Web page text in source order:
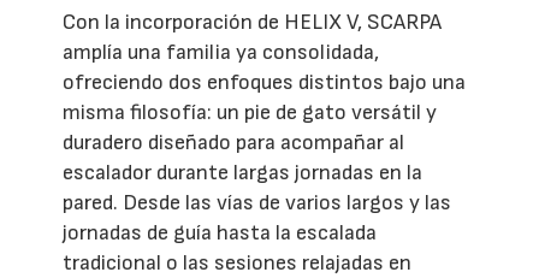
Con la incorporación de HELIX V, SCARPA
amplía una familia ya consolidada,
ofreciendo dos enfoques distintos bajo una
misma filosofía: un pie de gato versátil y
duradero diseñado para acompañar al
escalador durante largas jornadas en la
pared. Desde las vías de varios largos y las
jornadas de guía hasta la escalada
tradicional o las sesiones relajadas en